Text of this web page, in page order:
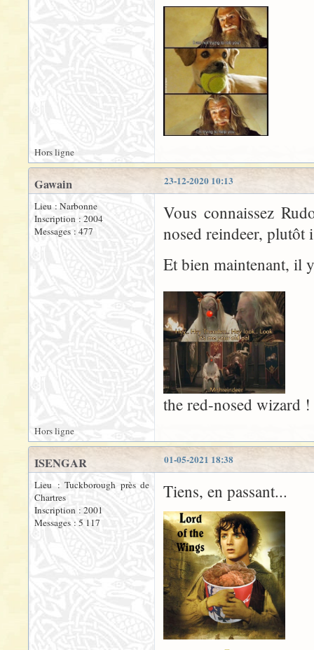
Hors ligne
23-12-2020 10:13
Gawain
Lieu : Narbonne
Inscription : 2004
Messages : 477
Vous connaissez
nosed reindeer,
Et bien maintenant, il
the red-nosed wizard !
Hors ligne
01-05-2021 18:38
ISENGAR
Lieu : Tuckborough près de
Chartres
Inscription : 2001
Messages : 5 117
Tiens, en passant...